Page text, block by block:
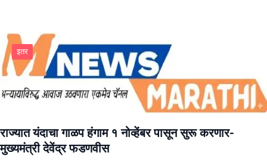
इतर
राज्यात यंदाचा गाळप हंगाम १ नोव्हेंबर पासून सुरू करणार-
मुख्यमंत्री देवेंद्र फडणवीस